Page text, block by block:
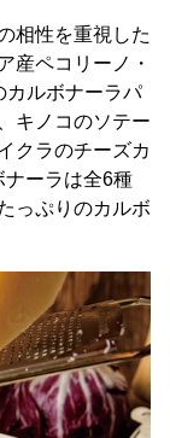
相性を重視した
産ペコリーノ・
カルボナーラパ
キノコのソテー
クラのチーズカ
ナーラは全6種
っぷりのカルボ